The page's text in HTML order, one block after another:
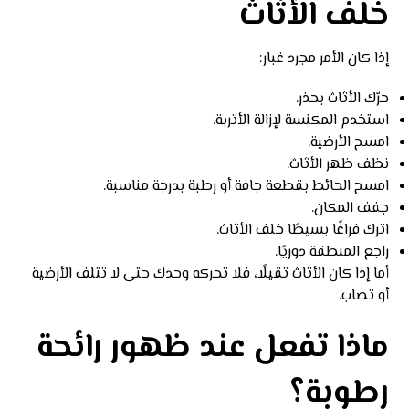
خلف الأثاث
إذا كان الأمر مجرد غبار:
حرّك الأثاث بحذر.
استخدم المكنسة لإزالة الأتربة.
امسح الأرضية.
نظف ظهر الأثاث.
امسح الحائط بقطعة جافة أو رطبة بدرجة مناسبة.
جفف المكان.
اترك فراغًا بسيطًا خلف الأثاث.
راجع المنطقة دوريًا.
أما إذا كان الأثاث ثقيلًا، فلا تحركه وحدك حتى لا تتلف الأرضية
أو تصاب.
ماذا تفعل عند ظهور رائحة
رطوبة؟